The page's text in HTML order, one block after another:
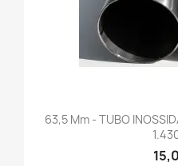
63,5 Mm - TUBO